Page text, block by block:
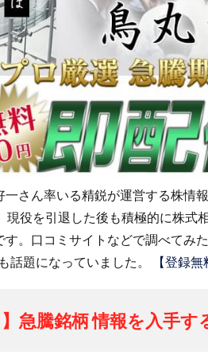
さん率いる精鋭が運営する株情
役を引退した後も積極的に株式
。口コミサイトなどで調べてみ
話題になっていました。
【登録
急騰銘柄 情報を入手す